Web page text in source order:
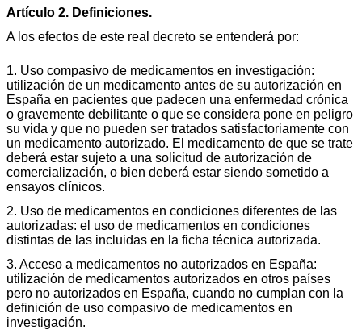
Artículo 2. Definiciones.
A los efectos de este real decreto se entenderá por:
1. Uso compasivo de medicamentos en investigación:
utilización de un medicamento antes de su autorización en
España en pacientes que padecen una enfermedad crónica
o gravemente debilitante o que se considera pone en peligro
su vida y que no pueden ser tratados satisfactoriamente con
un medicamento autorizado. El medicamento de que se trate
deberá estar sujeto a una solicitud de autorización de
comercialización, o bien deberá estar siendo sometido a
ensayos clínicos.
2. Uso de medicamentos en condiciones diferentes de las
autorizadas: el uso de medicamentos en condiciones
distintas de las incluidas en la ficha técnica autorizada.
3. Acceso a medicamentos no autorizados en España:
utilización de medicamentos autorizados en otros países
pero no autorizados en España, cuando no cumplan con la
definición de uso compasivo de medicamentos en
investigación.